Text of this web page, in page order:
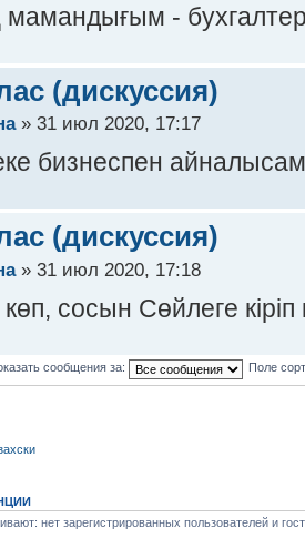
мамандығым -
(дискуссия)
» 31 июл 2020, 17:17
бизнеспен
(дискуссия)
» 31 июл 2020, 17:18
сосын Сөйлеге
сообщения за: Поле
нет зарегистрированных пользователей и